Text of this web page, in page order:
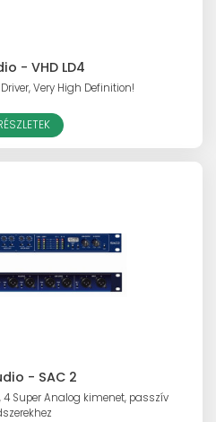
- VHD LD4
Very High Definition!
- SAC 2
4 Super Analog kimenet, passzív